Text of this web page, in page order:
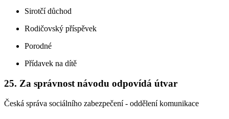
Sirotčí důchod
Rodičovský příspěvek
Porodné
Přídavek na dítě
25. Za správnost návodu odpovídá útvar
Česká správa sociálního zabezpečení - oddělení komunikace